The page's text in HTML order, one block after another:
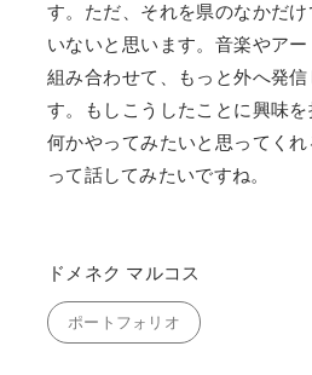
す。ただ、それを県のなかだ
いないと思います。音楽やア
組み合わせて、もっと外へ発
す。もしこうしたことに興味
何かやってみたいと思ってく
って話してみたいですね。
ドメネク マルコス
ポートフォリオ